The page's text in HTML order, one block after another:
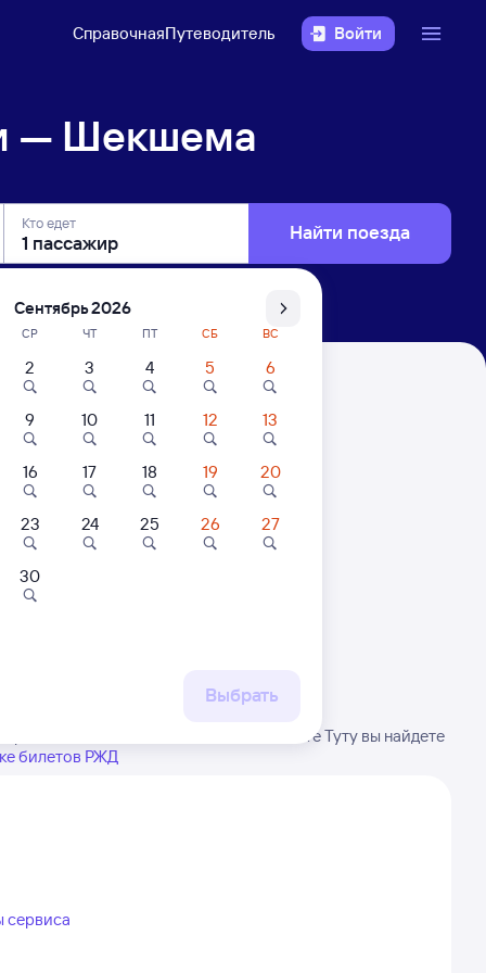
СправочнаяПутеводитель Войти
— Шекшема
Кто едет Найти поезда
может измениться. На сайте Туту вы найдете
билетов РЖД
сервиса
Сентябрь 2026
СР ЧТ ПТ СБ ВС
2 3 4 5 6
9 10 11 12 13
16 17 18 19 20
23 24 25 26 27
30
Выбрать